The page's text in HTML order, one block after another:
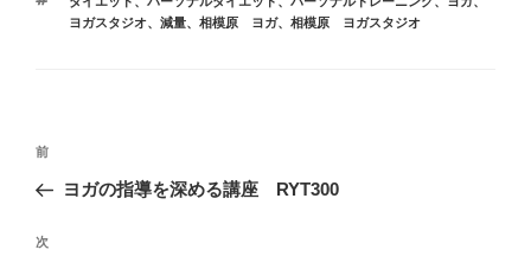
ゴ
リ
グ
ヨガスタジオ、 減量、 相模原 ヨガ、 相模原 ヨガスタジオ
投
ナ
ビ
前
の
稿
前
ヨガの指導を深める講座 RYT300
次
次